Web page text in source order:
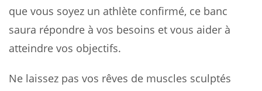
que vous soyez un athlète confirmé, ce banc
saura répondre à vos besoins et vous aider à
atteindre vos objectifs.
Ne laissez pas vos rêves de muscles sculptés